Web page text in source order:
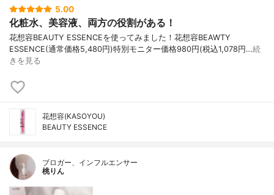
5.00
化粧水、美容液、両方の役割がある！
花想容BEAUTY ESSENCEを使ってみました！ 花想容BEAWTY
ESSENCE(通常価格5,480円) 特別モニター価格980円(税込1,078円…続
きを見る
花想容(KASOYOU)
BEAUTY ESSENCE
ブロガー、インフルエンサー
桃りん